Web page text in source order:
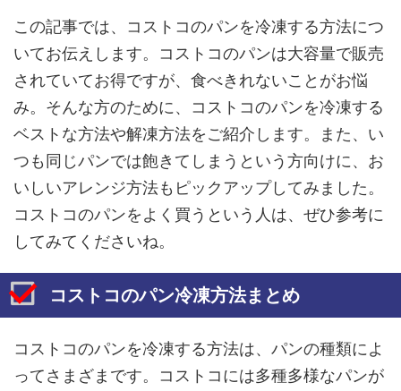
この記事では、コストコのパンを冷凍する方法につ
いてお伝えします。コストコのパンは大容量で販売
されていてお得ですが、食べきれないことがお悩
み。そんな方のために、コストコのパンを冷凍する
ベストな方法や解凍方法をご紹介します。また、い
つも同じパンでは飽きてしまうという方向けに、お
いしいアレンジ方法もピックアップしてみました。
コストコのパンをよく買うという人は、ぜひ参考に
してみてくださいね。
コストコのパン冷凍方法まとめ
コストコのパンを冷凍する方法は、パンの種類によ
ってさまざまです。コストコには多種多様なパンが